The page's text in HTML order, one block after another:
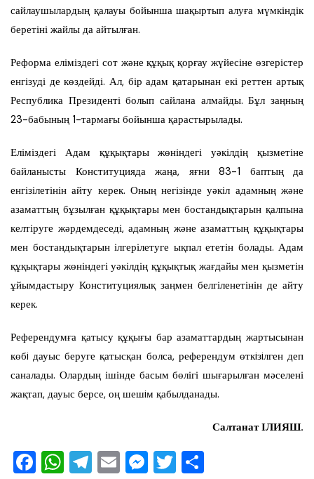
сайлаушылардың қалауы бойынша шақыртып алуға мүмкіндік
беретіні жайлы да айтылған.
Реформа еліміздегі сот және құқық қорғау жүйесіне өзгерістер
енгізуді де көздейді. Ал, бір адам қатарынан екі реттен артық
Республика Президенті болып сайлана алмайды. Бұл заңның
23-бабының 1-тармағы бойынша қарастырылады.
Еліміздегі Адам құқықтары жөніндегі уәкілдің қызметіне
байланысты Конституцияда жаңа, яғни 83-1 баптың да
енгізілетінін айту керек. Оның негізінде уәкіл адамның және
азаматтың бұзылған құқықтары мен бостандықтарын қалпына
келтіруге жәрдемдеседі, адамның және азаматтың құқықтары
мен бостандықтарын ілгерілетуге ықпал ететін болады. Адам
құқықтары жөніндегі уәкілдің құқықтық жағдайы мен қызметін
ұйымдастыру Конституциялық заңмен белгіленетінін де айту
керек.
Референдумға қатысу құқығы бар азаматтардың жартысынан
көбi дауыс беруге қатысқан болса, референдум өткiзiлген деп
саналады. Олардың ішінде басым бөлігі шығарылған мәселені
жақтап, дауыс берсе, оң шешiм қабылданады.
Салтанат ІЛИЯШ.
F W T E M T